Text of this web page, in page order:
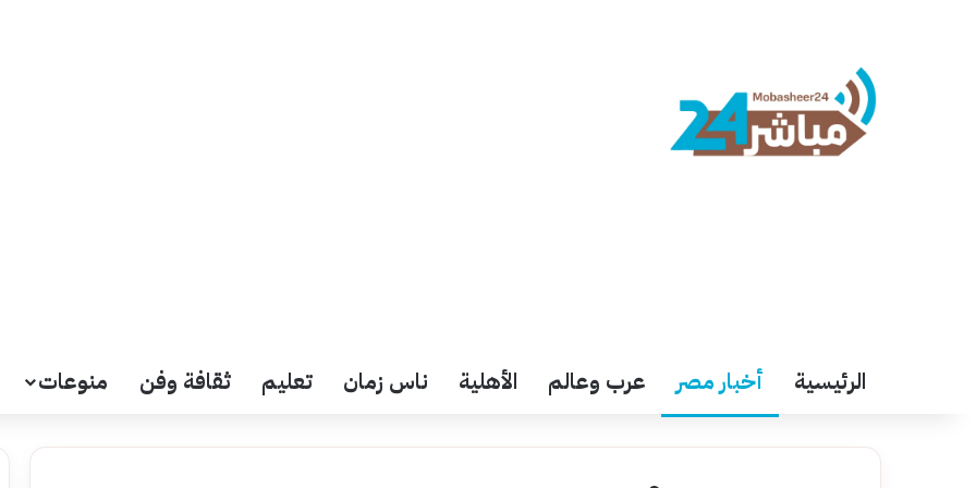
الرئيسية أخبار مصر عرب وعالم الأهلية ناس زمان تعليم ثقافة وفن منوعات